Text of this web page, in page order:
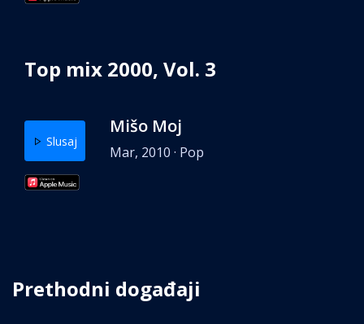
Top mix 2000, Vol. 3
Slusaj
Mišo Moj
Mar, 2010 · Pop
Prethodni događaji